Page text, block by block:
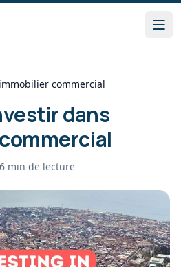
commercial
dans
6 min de lecture